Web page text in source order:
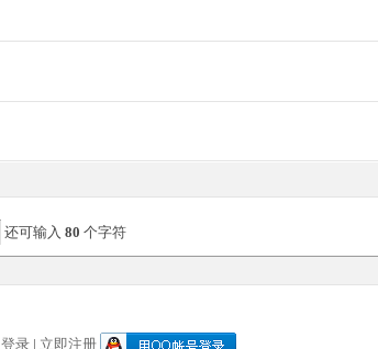
还可输入 80 个字符
登录 | 立即注册